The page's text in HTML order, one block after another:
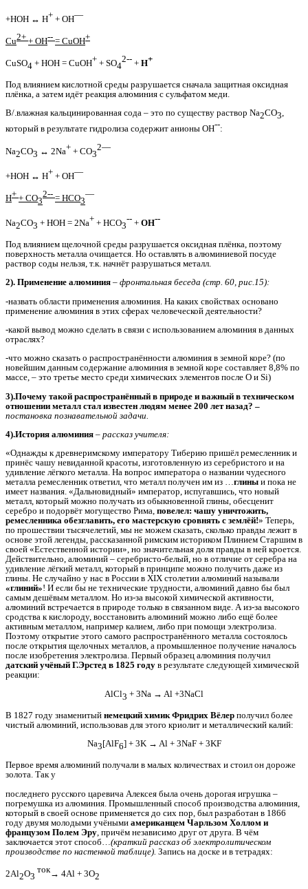
+HOH ↔ H+ + OH—
Cu2+ + OH-- = CuOH+
CuSO4 + HOH = CuOH+ + SO4
2-- + H+
Под влиянием кислотной среды разрушается сначала защитная оксидная
плёнка, а затем идёт реакция алюминия с сульфатом меди.
В/.влажная кальцинированная сода – это по существу раствор Na2CO3,
который в результате гидролиза содержит анионы ОН--:
Na2CO3 ↔ 2Na+ + CO3
2—
+HOH ↔ H+ + OH—
H+ + CO3
2-- = HCO3
—
Na2CO3 + HOH = 2Na+ + HCO3
-- + OH--
Под влиянием щелочной среды разрушается оксидная плёнка, поэтому
поверхность металла очищается. Но оставлять в алюминиевой посуде
раствор соды нельзя, т.к. начнёт разрушаться металл.
2). Применение алюминия – фронтальная беседа (стр. 60, рис.15):
-назвать области применения алюминия. На каких свойствах основано
применение алюминия в этих сферах человеческой деятельности?
-какой вывод можно сделать в связи с использованием алюминия в данных
отраслях?
-что можно сказать о распространённости алюминия в земной коре? (по
новейшим данным содержание алюминия в земной коре составляет 8,8% по
массе, – это третье место среди химических элементов после О и Si)
3).Почему такой распространённый в природе и важный в техническом
отношении металл стал известен людям менее 200 лет назад? –
постановка познавательной задачи.
4).История алюминия – рассказ учителя:
«Однажды к древнеримскому императору Тиберию пришёл ремесленник и
принёс чашу невиданной красоты, изготовленную из серебристого и на
удивление лёгкого металла. На вопрос императора о названии чудесного
металла ремесленник ответил, что металл получен им из …глины и пока не
имеет названия. «Дальновидный» император, испугавшись, что новый
металл, который можно получать из обыкновенной глины, обесценит
серебро и подорвёт могущество Рима, повелел: чашу уничтожить,
ремесленника обезглавить, его мастерскую сровнять с землёй!» Теперь,
по прошествии тысячелетий, мы не можем сказать, сколько правды лежит в
основе этой легенды, рассказанной римским историком Плинием Старшим в
своей «Естественной истории», но значительная доля правды в ней кроется.
Действительно, алюминий – серебристо-белый, но в отличие от серебра на
удивление лёгкий металл, который в принципе можно получить даже из
глины. Не случайно у нас в России в ХIX столетии алюминий называли
«глиний»! И если бы не технические трудности, алюминий давно бы был
самым дешёвым металлом. Но из-за высокой химической активности,
алюминий встречается в природе только в связанном виде. А из-за высокого
сродства к кислороду, восстановить алюминий можно либо ещё более
активным металлом, например калием, либо при помощи электролиза.
Поэтому открытие этого самого распространённого металла состоялось
после открытия щелочных металлов, а промышленное получение началось
после изобретения электролиза. Первый образец алюминия получил
датский учёный Г.Эрстед в 1825 году в результате следующей химической
реакции:
AlCl3 + 3Na → Al +3NaCl
В 1827 году знаменитый немецкий химик Фридрих Вёлер получил более
чистый алюминий, использовав для этого криолит и металлический калий:
Na3[AlF6] + 3K → Al + 3NaF + 3KF
Первое время алюминий получали в малых количествах и стоил он дороже
золота. Так у
последнего русского царевича Алексея была очень дорогая игрушка –
погремушка из алюминия. Промышленный способ производства алюминия,
который в своей основе применяется до сих пор, был разработан в 1866
году двумя молодыми учёными американцем Чарльзом Холлом и
французом Полем Эру , причём независимо друг от друга. В чём
заключается этот способ… (краткий рассказ об электролитическом
производстве по настенной таблице). Запись на доске и в тетрадях:
2Al2O3
ток→ 4Al + 3O2